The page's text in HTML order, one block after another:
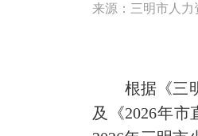
来源：三明市人
根据《三明
及《2026年